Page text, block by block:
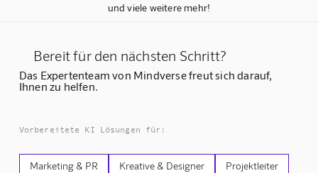
und viele weitere mehr!
Bereit für den nächsten Schritt?
Das Expertenteam von Mindverse freut sich darauf,
Ihnen zu helfen.
Vorbereitete KI Lösungen für:
Marketing & PR Kreative & Designer Projektleiter